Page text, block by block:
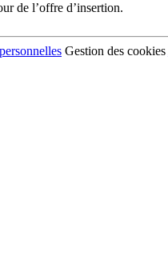
de l’offre d’insertion.
Gestion des cookies